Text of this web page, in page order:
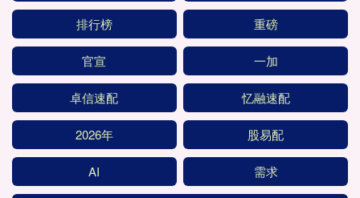
排行榜 重磅
官宣 一加
卓信速配 忆融速配
2026年 股易配
AI 需求